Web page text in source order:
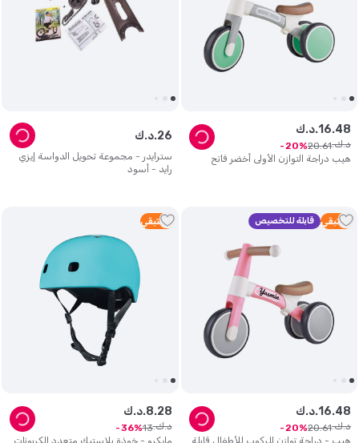
هيب دراجة التوازن الأولى أخضر فاتح
د.ك.16.48
د.ك. 20.61
20
سترايدر - مجموعة تحويل الدواسة إيزي
رايد - أسود
د.ك.26
1 متبقي قابلة للتخصيص
هيب - دراجة توازن للركوب للأطفال قابلة
د.ك.16.48
د.ك. 20.61
20
2 متبقي
مايكرو - خوذة بلاستيك متعدد الكربونات
د.ك.8.28
د.ك.13
36